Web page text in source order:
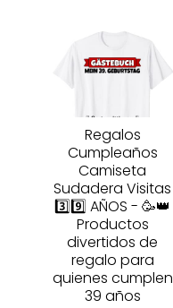
Regalos
Cumpleaños
Camiseta
Sudadera Visitas
3️⃣9️⃣ AÑOS - 🥳👑
Productos
divertidos de
regalo para
quienes cumplen
39 años